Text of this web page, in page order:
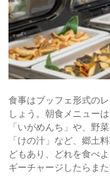
食事はブッフェ形式の
しょう。朝食メニュー
「いがめんち」や、野
「けの汁」など、郷土
どもあり、どれを食べ
ギーチャージしたらま